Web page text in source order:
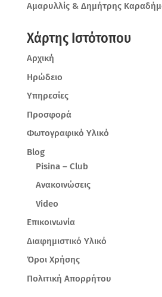
Αμαρυλλίς & Δημήτρης
Χάρτης Ιστότοπου
Αρχική
Ηρώδειο
Υπηρεσίες
Προσφορά
Φωτογραφικό Υλικό
Blog
Pisina – Club
Ανακοινώσεις
Video
Επικοινωνία
Διαφημιστικό Υλικό
Όροι Χρήσης
Πολιτική Απορρήτου